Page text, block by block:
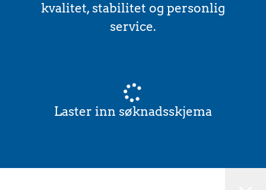
kvalitet, stabilitet og personlig
service.
Laster inn søknadsskjema